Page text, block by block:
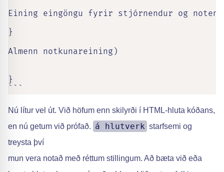
Eining eingöngu fyrir stjórnendur og
}
Almenn notkunareining)
}
Nú lítur vel út. Við höfum enn skilyrði í HTML-hluta kóðans,
en nú getum við prófað. á hlutverk starfsemi og
treysta því
mun vera notað með réttum stillingum. Að bæta við eða